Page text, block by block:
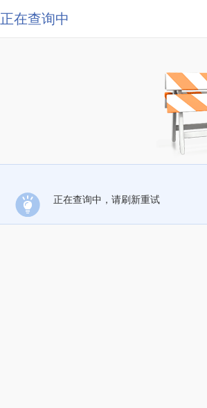
正在查询中
正在查询中，请刷新重试